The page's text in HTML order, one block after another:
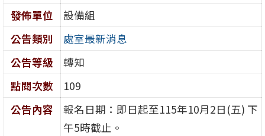
發佈單位
設備組
公告類別
處室最新消息
公告等級
轉知
點閱次數
109
公告內容
報名日期：即日起至115年10月2日(五) 下
午5時截止。